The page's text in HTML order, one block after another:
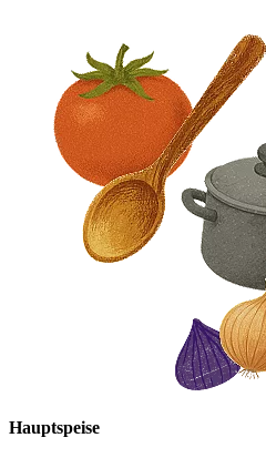
Hauptspeise